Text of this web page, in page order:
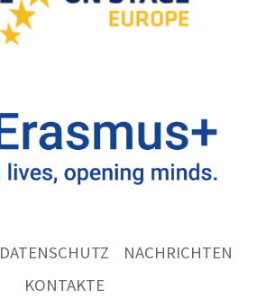
DATENSCHUTZ
NACHRICHTEN
KONTAKTE